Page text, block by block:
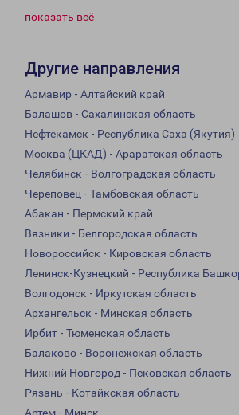
показать всё
Другие направления
Армавир - Алтайский край
Балашов - Сахалинская область
Нефтекамск - Республика Саха (Якутия)
Москва (ЦКАД) - Араратская область
Челябинск - Волгоградская область
Череповец - Тамбовская область
Абакан - Пермский край
Вязники - Белгородская область
Новороссийск - Кировская область
Ленинск-Кузнецкий - Республика
Волгодонск - Иркутская область
Архангельск - Минская область
Ирбит - Тюменская область
Балаково - Воронежская область
Нижний Новгород - Псковская область
Рязань - Котайкская область